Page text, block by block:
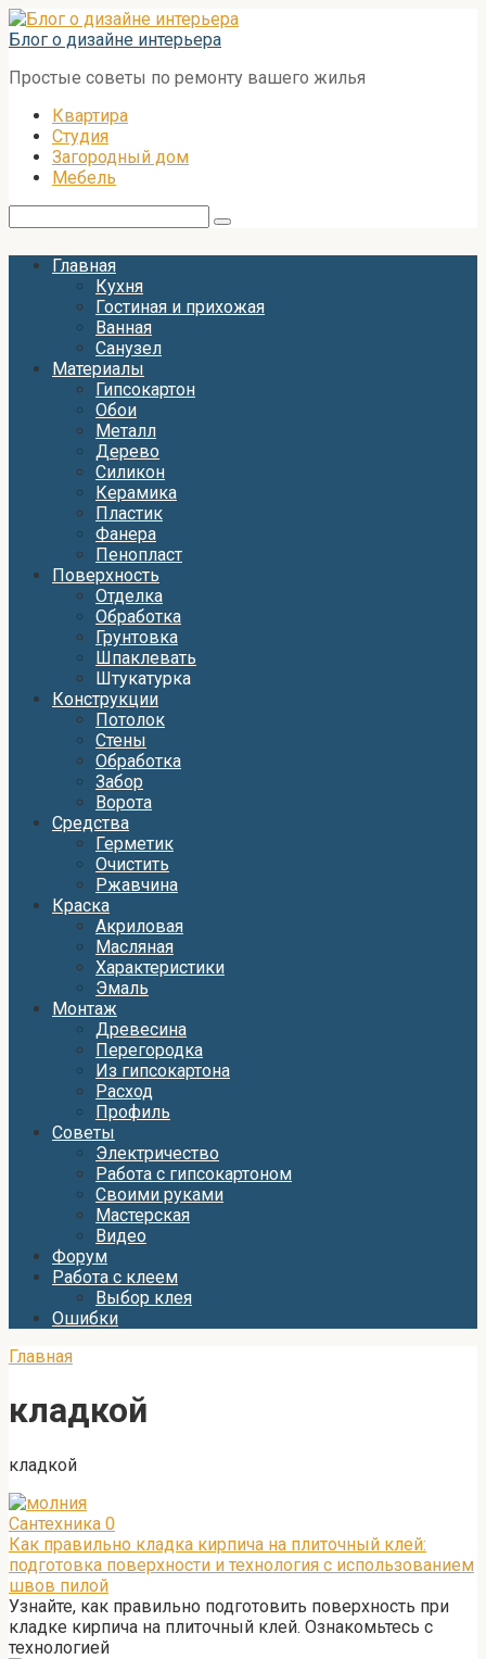
Перейти
к
Блог о дизайне интерьера
Простые советы по ремонту вашего жилья
Квартира
Студия
Загородный дом
Мебель
Главная
Кухня
Гостиная и прихожая
Ванная
Санузел
Материалы
Гипсокартон
Обои
Металл
Дерево
Силикон
Керамика
Пластик
Фанера
Пенопласт
Поверхность
Отделка
Обработка
Грунтовка
Шпаклевать
Штукатурка
Конструкции
Потолок
Стены
Обработка
Забор
Ворота
Средства
Герметик
Очистить
Ржавчина
Краска
Акриловая
Масляная
Характеристики
Эмаль
Монтаж
Древесина
Перегородка
Из гипсокартона
Расход
Профиль
Советы
Электричество
Работа с гипсокартоном
Своими руками
Мастерская
Видео
Форум
Работа с клеем
Выбор клея
Ошибки
Главная
кладкой
кладкой
Сантехника 0
Как правильно кладка кирпича на плиточный клей:
подготовка поверхности и технология с использованием
швов пилой
Узнайте, как правильно подготовить поверхность при
кладке кирпича на плиточный клей. Ознакомьтесь с
технологией